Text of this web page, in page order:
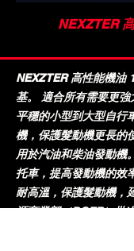
NEXZTER
NEXZTER 高性能機油
基。 適合所有需要更
平穩的小型到大型自行
機，保護髮動機更長的
用於汽油和柴油發動機
托車，提高發動機的效
耐高溫，保護髮動機，
源商業部（DOEB）批